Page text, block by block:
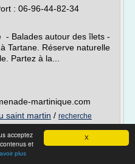
X
acceptez
et
plus
: 06-96-44-82-34
- Balades autour des îlets -
Tartane. Réserve naturelle
Partez à la...
martinique.com
saint martin / recherche
cher
annonce location